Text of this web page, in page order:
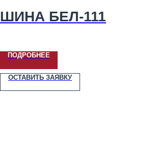
ШИНА БЕЛ-111
ПОДРОБНЕЕ
ОСТАВИТЬ ЗАЯВКУ